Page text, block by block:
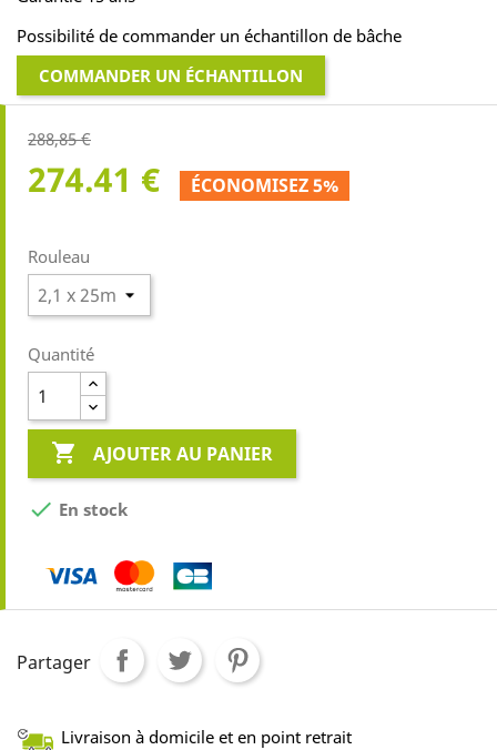
Possibilité de commander un échantillon de bâche
COMMANDER UN ÉCHANTILLON
288,85 €
274.41 € ÉCONOMISEZ 5%
Rouleau
Quantité
 AJOUTER AU PANIER
 En stock
Partager
Livraison à domicile et en point retrait